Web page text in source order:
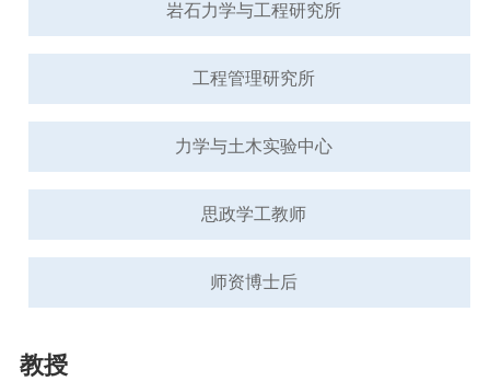
岩石力学与工程研究所
工程管理研究所
力学与土木实验中心
思政学工教师
师资博士后
教授